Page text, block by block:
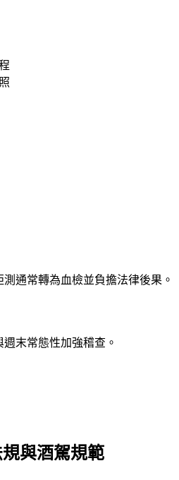
通常轉為血檢並負擔法律後果。
末常態性加強稽查。
與酒駕規範